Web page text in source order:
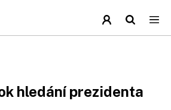
hledání prezidenta